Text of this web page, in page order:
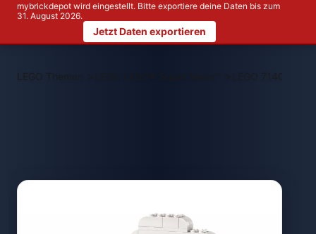
mybrickdepot wird eingestellt. Bitte exportiere deine Daten bis zum
31. August 2026.
Jetzt Daten exportieren
LEGO Themen > > LEGO 71405